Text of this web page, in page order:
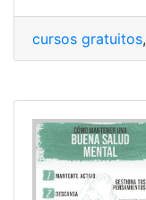
cursos gratuitos,